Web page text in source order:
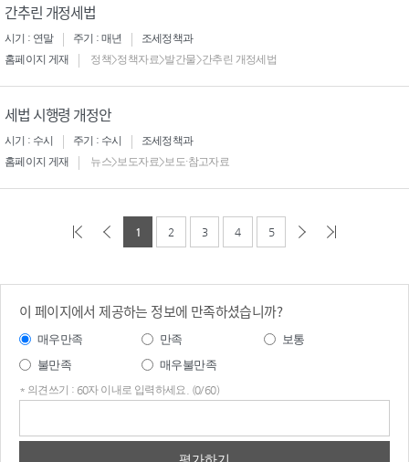
간추린 개정세법
시기 : 연말 주기 : 매년
조세정책과
홈페이지 게재
정책>정책자료>발간물>간추린 개정세법
세법 시행령 개정안
시기 : 수시 주기 : 수시
조세정책과
홈페이지 게재
뉴스>보도자료>보도·참고자료
1 2 3 4 5
이 페이지에서 제공하는 정보에 만족하셨습니까?
매우만족 만족
보통
불만족
매우불만족
* 의견쓰기 : 60자 이내로 입력하세요. (0/60)